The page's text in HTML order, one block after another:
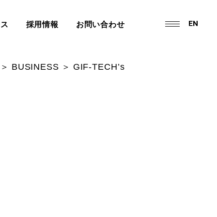
採用情報 お問い合わせ
＞ BUSINESS ＞ GIF-TECH’s